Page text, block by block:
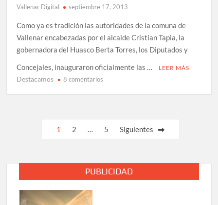
Vallenar Digital septiembre 17, 2013
Como ya es tradición las autoridades de la comuna de
Vallenar encabezadas por el alcalde Cristian Tapia, la
gobernadora del Huasco Berta Torres, los Diputados y
Concejales, inauguraron oficialmente las …
LEER MÁS
Destacamos 8 comentarios
Vallenar
Paginación
entradas
1 2 … 5 Siguientes
PUBLICIDAD